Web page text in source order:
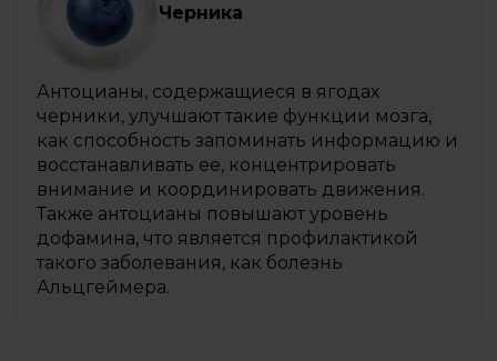
Черника
Антоцианы, содержащиеся в ягодах
черники, улучшают такие функции мозга,
как способность запоминать информацию и
восстанавливать ее, концентрировать
внимание и координировать движения.
Также антоцианы повышают уровень
дофамина, что является профилактикой
такого заболевания, как болезнь
Альцгеймера.